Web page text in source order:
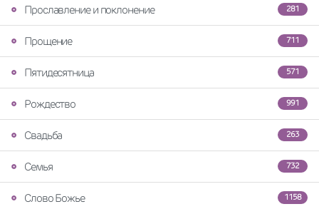
281
Прославление и поклонение
711
Прощение
571
Пятидесятница
991
Рождество
263
Свадьба
732
Семья
1158
Слово Божье